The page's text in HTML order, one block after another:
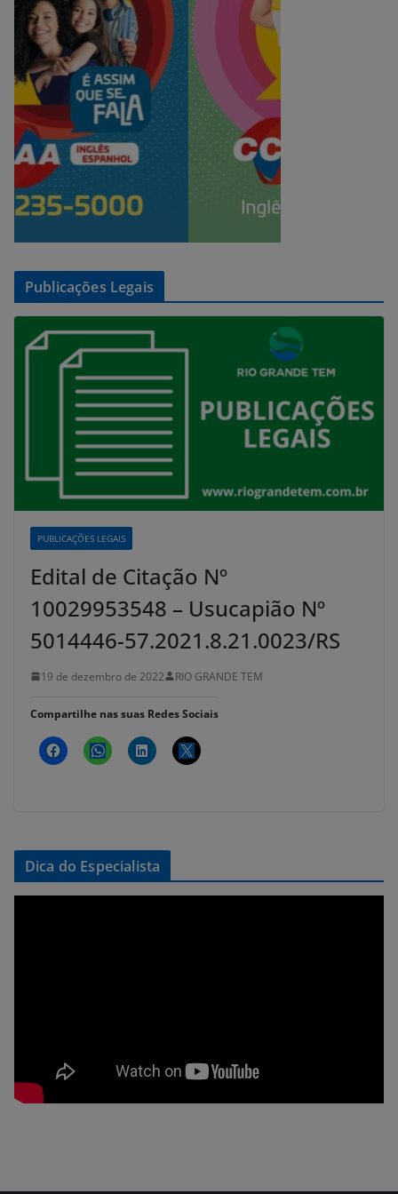
Publicações Legais
PUBLICAÇÕES LEGAIS
Edital de Citação Nº
10029953548 – Usucapião Nº
5014446-57.2021.8.21.0023/RS
19 de dezembro de 2022 RIO GRANDE TEM
Compartilhe nas suas Redes Sociais
Dica do Especialista